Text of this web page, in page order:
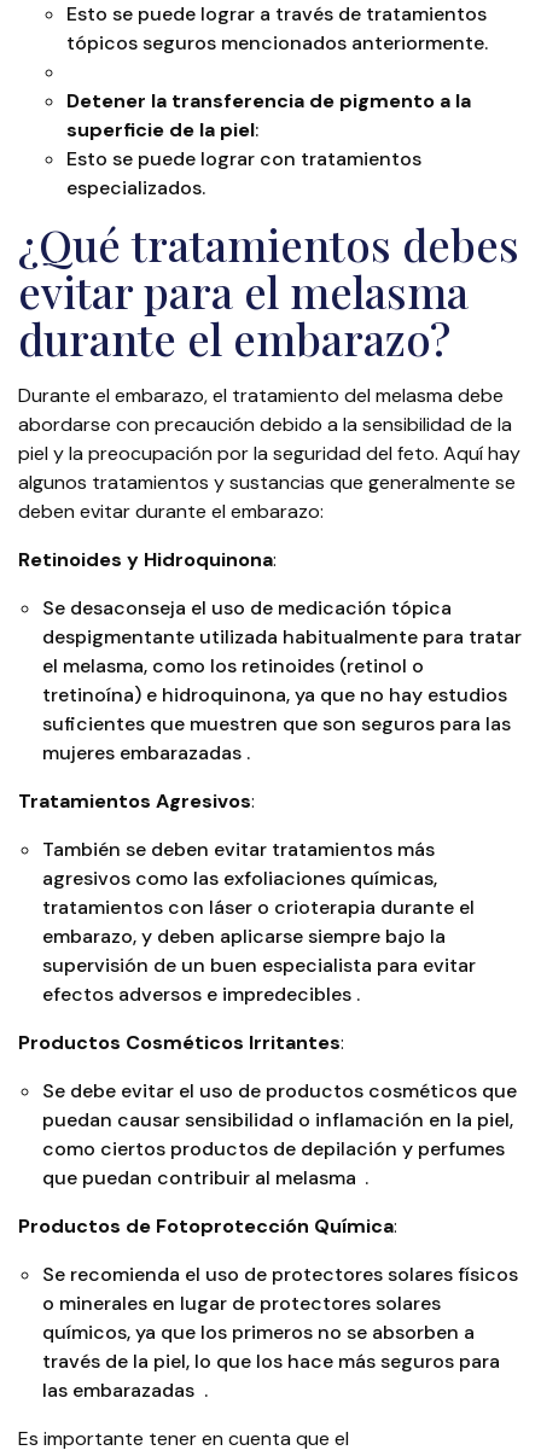
Esto se puede lograr a través de tratamientos
tópicos seguros mencionados anteriormente.
Detener la transferencia de pigmento a la
superficie de la piel:
Esto se puede lograr con tratamientos
especializados.
¿Qué tratamientos debes
evitar para el melasma
durante el embarazo?
Durante el embarazo, el tratamiento del melasma debe
abordarse con precaución debido a la sensibilidad de la
piel y la preocupación por la seguridad del feto. Aquí hay
algunos tratamientos y sustancias que generalmente se
deben evitar durante el embarazo:
Retinoides y Hidroquinona:
Se desaconseja el uso de medicación tópica
despigmentante utilizada habitualmente para tratar
el melasma, como los retinoides (retinol o
tretinoína) e hidroquinona, ya que no hay estudios
suficientes que muestren que son seguros para las
mujeres embarazadas​ ​.
Tratamientos Agresivos:
También se deben evitar tratamientos más
agresivos como las exfoliaciones químicas,
tratamientos con láser o crioterapia durante el
embarazo, y deben aplicarse siempre bajo la
supervisión de un buen especialista para evitar
efectos adversos e impredecibles​ ​.
Productos Cosméticos Irritantes:
Se debe evitar el uso de productos cosméticos que
puedan causar sensibilidad o inflamación en la piel,
como ciertos productos de depilación y perfumes
que puedan contribuir al melasma​ ​.
Productos de Fotoprotección Química:
Se recomienda el uso de protectores solares físicos
o minerales en lugar de protectores solares
químicos, ya que los primeros no se absorben a
través de la piel, lo que los hace más seguros para
las embarazadas​ ​.
Es importante tener en cuenta que el